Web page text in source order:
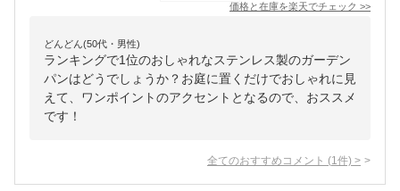
価格と在庫を楽天でチェック >>
どんどん(50代・男性)
ランキングで1位のおしゃれなステンレス製のガーデン
パンはどうでしょうか？お庭に置くだけでおしゃれに見
えて、ワンポイントのアクセントとなるので、おススメ
です！
全てのおすすめコメント (1 件) >